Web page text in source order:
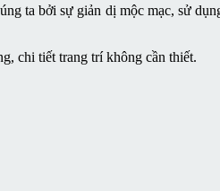
ta bởi sự giản dị mộc mạc, sử
chi tiết trang trí không cần thiết.